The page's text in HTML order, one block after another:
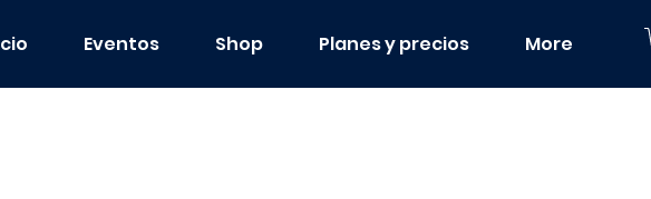
Eventos Shop Planes y precios More